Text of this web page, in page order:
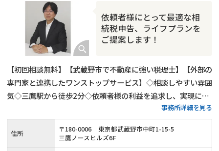
相続人調査
相続トラブル
依頼者様にとって最適な相
続税申告、ライフプランを
ご提案します！
【初回相談無料】【武蔵野市で不動産に強い税理士】【外部の
専門家と連携したワンストップサービス】◇相談しやすい雰囲
気◇三鷹駅から徒歩2分◇依頼者様の利益を追求し、実現に全
事務所詳細を見る
住所 〒180-0006
東京都武蔵野市中町1-15-5
三鷹ノースヒルズ6F